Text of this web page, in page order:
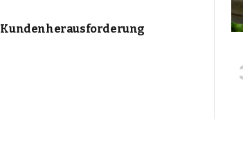
Kundenherausforderung